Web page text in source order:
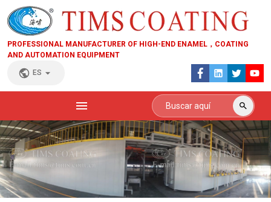
PROFESSIONAL MANUFACTURER OF HIGH-END ENAMEL，COATING
AND AUTOMATION EQUIPMENT
ES